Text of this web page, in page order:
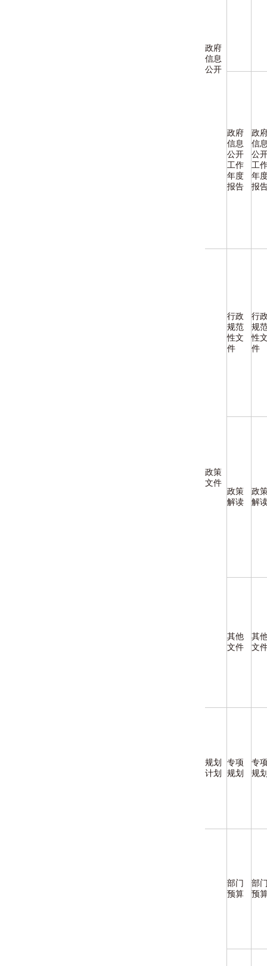
政府
信息
公开
政府
信息
公开
工作
年度
报告
政
信
公
工
年
报
政策
文件
行政
规范
性文
件
行
规
性
件
政策
解读
政
解
其他
文件
其
文
规划
计划
专项
规划
专
规
部门
预算
部
预